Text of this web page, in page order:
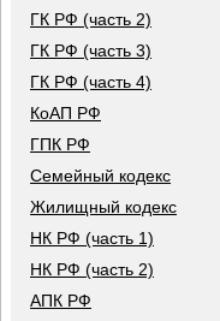
ГК РФ (часть 2)
ГК РФ (часть 3)
ГК РФ (часть 4)
КоАП РФ
ГПК РФ
Семейный кодекс
Жилищный кодекс
НК РФ (часть 1)
НК РФ (часть 2)
АПК РФ